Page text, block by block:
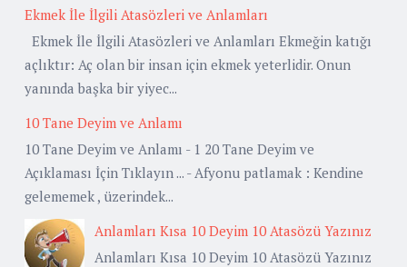
Ekmek İle İlgili Atasözleri ve Anlamları
Ekmek İle İlgili Atasözleri ve Anlamları Ekmeğin katığı
açlıktır: Aç olan bir insan için ekmek yeterlidir. Onun
yanında başka bir yiyec...
10 Tane Deyim ve Anlamı
10 Tane Deyim ve Anlamı - 1 20 Tane Deyim ve
Açıklaması İçin Tıklayın ... - Afyonu patlamak : Kendine
gelememek , üzerindek...
Anlamları Kısa 10 Deyim 10 Atasözü Yazınız
Anlamları Kısa 10 Deyim 10 Atasözü Yazınız